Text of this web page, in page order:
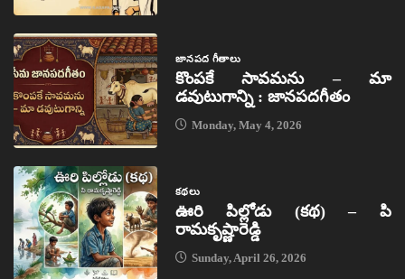
జానపద గీతాలు
కొంపకే సావమను – మా
డవుటుగాన్ని : జానపదగీతం
Monday, May 4, 2026
కథలు
ఊరి పిల్లోడు (కథ) – పి
రామకృష్ణారెడ్డి
Sunday, April 26, 2026